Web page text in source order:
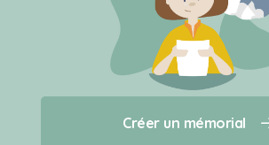
Créer un mémorial
Qui sommes-nous
Créer un mémorial